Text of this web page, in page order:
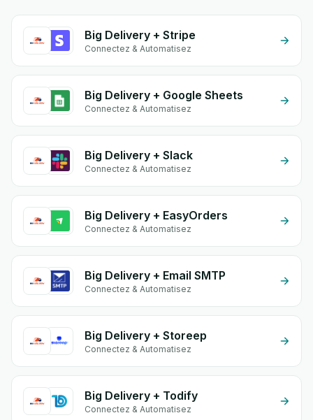
Big Delivery + Stripe
Connectez & Automatisez
Big Delivery + Google Sheets
Connectez & Automatisez
Big Delivery + Slack
Connectez & Automatisez
Big Delivery + EasyOrders
Connectez & Automatisez
Big Delivery + Email SMTP
Connectez & Automatisez
Big Delivery + Storeep
Connectez & Automatisez
Big Delivery + Todify
Connectez & Automatisez